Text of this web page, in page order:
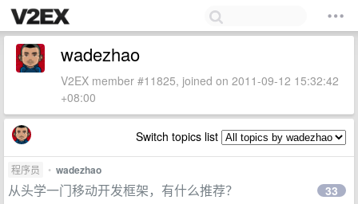
wadezhao
V2EX member #11825, joined on 2011-09-12 15:32:42
+08:00
Switch topics list
程序员 • wadezhao
从头学一门移动开发框架，有什么推荐？ 33